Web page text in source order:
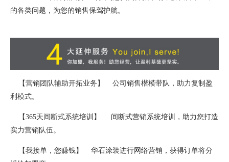
的各类问题，为您的销售保驾护航。
【营销团队辅助开拓业务】 公司销售楷模带队，助力复制盈
利模式。
【365天间断式系统培训】 间断式营销系统培训，助力您打造
实力营销队伍。
【我接单，您赚钱】 华石涂装进行网络营销，获得订单将分